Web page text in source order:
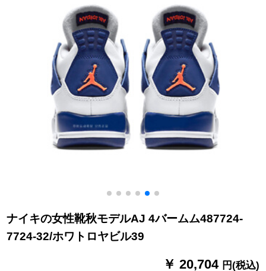
ナイキの女性靴秋モデルAJ 4バームム487724-
7724-32/ホワトロヤビル39
￥ 20,704 円(税込)